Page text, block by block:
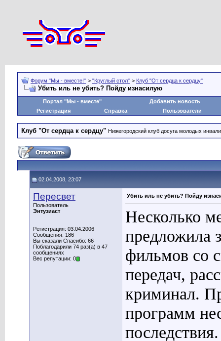
Форум "Мы - вместе!" > "Круглый стол" > Клуб "От сердца к сердцу"
Убить иль не убить? Пойду изнасилую
Портал "Мы - вместе"
Добавить новость
Регистрация
Справка Пользователи
Клуб "От сердца к сердцу" Нижегородский клуб досуга молодых
02.04.2008, 23:07
Пересвет
Пользователь
Энтузиаст
Регистрация: 03.04.2006
Сообщения: 186
Вы сказали Спасибо: 66
Поблагодарили 74 раз(а) в 47
сообщениях
Вес репутации: 0
Убить иль не убить? Пойду
Несколько
предложила
фильмов со
передач,
криминал.
программ